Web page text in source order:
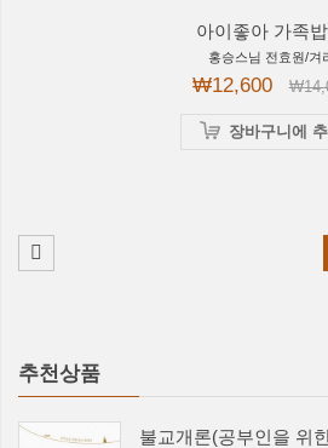
아이좋아 가족
홍승스님 전효원/겨
₩12,600
장바구니에
추천상품
불교개론(공부인을 위